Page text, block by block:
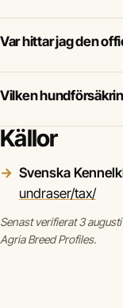
Var hittar jag den
Vilken
Källor
Svenska
undraser/tax/
Senast verifierat 3
Agria Breed Profiles.